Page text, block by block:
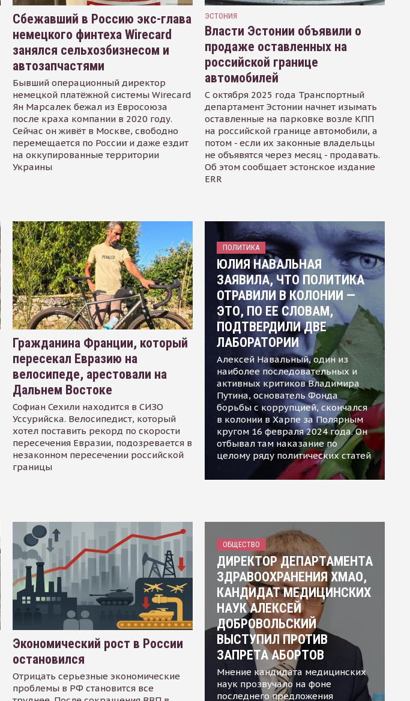
Сбежавший в Россию экс-глава
немецкого финтеха Wirecard
занялся сельхозбизнесом и
автозапчастями
Бывший операционный директор
немецкой платёжной системы Wirecard
Ян Марсалек бежал из Евросоюза
после краха компании в 2020 году.
Сейчас он живёт в Москве, свободно
перемещается по России и даже ездит
на оккупированные территории
Украины
ЭСТОНИЯ
Власти Эстонии объявили о
продаже оставленных на
российской границе
автомобилей
С октября 2025 года Транспортный
департамент Эстонии начнет изымать
оставленные на парковке возле КПП
на российской границе автомобили, а
потом - если их законные владельцы
не объявятся через месяц - продавать.
Об этом сообщает эстонское издание
ERR
Гражданина Франции, который
пересекал Евразию на
велосипеде, арестовали на
Дальнем Востоке
Софиан Сехили находится в СИЗО
Уссурийска. Велосипедист, который
хотел поставить рекорд по скорости
пересечения Евразии, подозревается в
незаконном пересечении российской
границы
ПОЛИТИКА
ЮЛИЯ НАВАЛЬНАЯ
ЗАЯВИЛА, ЧТО ПОЛИТИКА
ОТРАВИЛИ В КОЛОНИИ —
ЭТО, ПО ЕЕ СЛОВАМ,
ПОДТВЕРДИЛИ ДВЕ
ЛАБОРАТОРИИ
Алексей Навальный, один из
наиболее последовательных и
активных критиков Владимира
Путина, основатель Фонда
борьбы с коррупцией, скончался
в колонии в Харпе за Полярным
кругом 16 февраля 2024 года. Он
отбывал там наказание по
целому ряду политических статей
Экономический рост в России
остановился
Отрицать серьезные экономические
проблемы в РФ становится все
ОБЩЕСТВО
ДИРЕКТОР ДЕПАРТАМЕНТА
ЗДРАВООХРАНЕНИЯ ХМАО,
КАНДИДАТ МЕДИЦИНСКИХ
НАУК АЛЕКСЕЙ
ДОБРОВОЛЬСКИЙ
ВЫСТУПИЛ ПРОТИВ
ЗАПРЕТА АБОРТОВ
Мнение кандидата медицинских
наук прозвучало на фоне
последнего предложения